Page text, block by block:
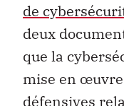
de
deux
que la
mise en
défensives